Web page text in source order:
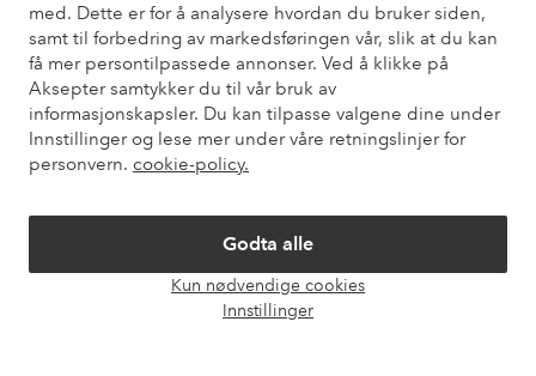
med. Dette er for å analysere hvordan du bruker siden,
samt til forbedring av markedsføringen vår, slik at du kan
få mer persontilpassede annonser. Ved å klikke på
Aksepter samtykker du til vår bruk av
informasjonskapsler. Du kan tilpasse valgene dine under
Innstillinger og lese mer under våre retningslinjer for
personvern. cookie-policy.
Godta alle
Kun nødvendige cookies
Innstillinger
Om Ellos
Våre tjenester